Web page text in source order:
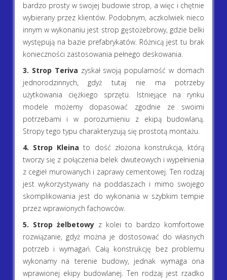
bardzo prosty w swojej budowie strop, a więc i chętnie
wybierany przez klientów. Podobnym, aczkolwiek nieco
innym w wykonaniu jest strop gęstożebrowy, gdzie belki
występują na bazie prefabrykatów. Różnicą jest tu brak
konieczności zastosowania pełnego deskowania.
3. Strop Teriva zyskał swoją popularność w domach
jednorodzinnych, gdyż tutaj nie ma potrzeby
użytkowania ciężkiego sprzętu. Istniejące na rynku
modele możemy dopasować zgodnie ze swoimi
potrzebami i w porozumieniu z ekipą budowlaną.
Stropy tego typu charakteryzują się prostotą montażu.
4. Strop Kleina to dość złożona konstrukcja, którą
tworzy się z połączenia belek dwuteowych i wypełnienia
z cegieł murowanych i zaprawy cementowej. Ten rodzaj
jest wykorzystywany na poddaszach i mimo swojego
skomplikowania jest do wykonania w szybkim tempie
przez wprawionych fachowców.
5. Strop żelbetowyz kolei to bardzo komfortowe
rozwiązanie, gdyż można je dostosować do własnych
potrzeb i wymagań. Całą konstrukcję bez problemu
wykonamy na terenie budowy, jednak wymaga ona
wprawionej ekipy budowlanej. Ten rodzaj jest rzadko